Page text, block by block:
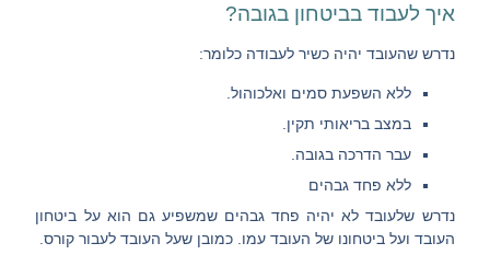
איך לעבוד בביטחון בגובה?
נדרש שהעובד יהיה כשיר לעבודה כלומר:
ללא השפעת סמים ואלכוהול.
במצב בריאותי תקין.
עבר הדרכה בגובה.
ללא פחד גבהים
נדרש שלעובד לא יהיה פחד גבהים שמשפיע גם הוא על ביטחון
העובד ועל ביטחונו של העובד עמו. כמובן שעל העובד לעבור קורס.